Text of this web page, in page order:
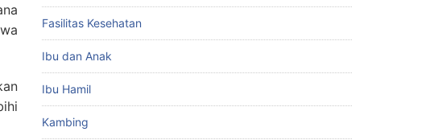
Fasilitas Kesehatan
Ibu dan Anak
Ibu Hamil
Kambing